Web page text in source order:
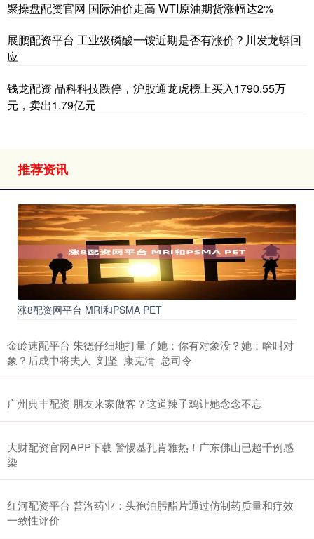
聚操盘配资官网 国际油价走高 WTI原油期货涨幅达2%
展鹏配资平台 工业级磷酸一铵近期是否有涨价？川发龙蟒回
应
钱龙配资 晶科科技跌停，沪股通龙虎榜上买入1790.55万
元，卖出1.79亿元
推荐资讯
涨8配资网平台 MRI和PSMA PET
金岭速配平台 朱德仔细地打量了她：你有对象没？她：啥叫对
象？后成中将夫人_刘坚_康克清_总司令
广州典丰配资 朋友来家做客？这道辣子鸡让她念念不忘
大财配资官网APP下载 警惕基孔肯雅热！广东佛山已超千例感
染
红河配资平台 普洛药业：头孢泊肟酯片通过仿制药质量和疗效
一致性评价